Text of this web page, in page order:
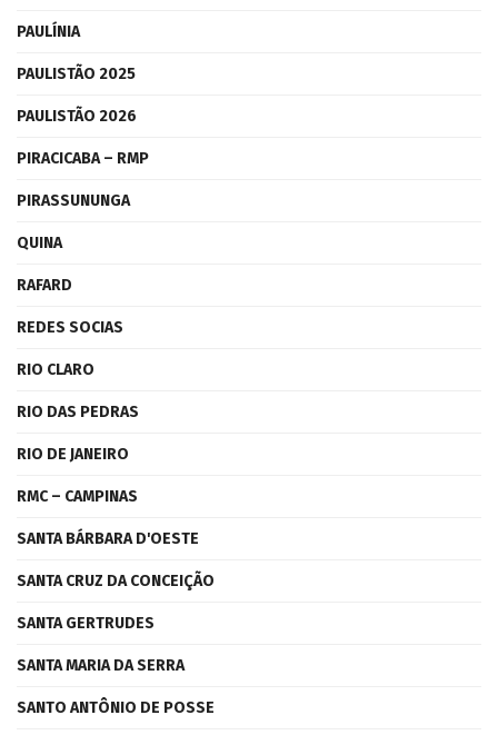
PAULÍNIA
PAULISTÃO 2025
PAULISTÃO 2026
PIRACICABA – RMP
PIRASSUNUNGA
QUINA
RAFARD
REDES SOCIAS
RIO CLARO
RIO DAS PEDRAS
RIO DE JANEIRO
RMC – CAMPINAS
SANTA BÁRBARA D'OESTE
SANTA CRUZ DA CONCEIÇÃO
SANTA GERTRUDES
SANTA MARIA DA SERRA
SANTO ANTÔNIO DE POSSE